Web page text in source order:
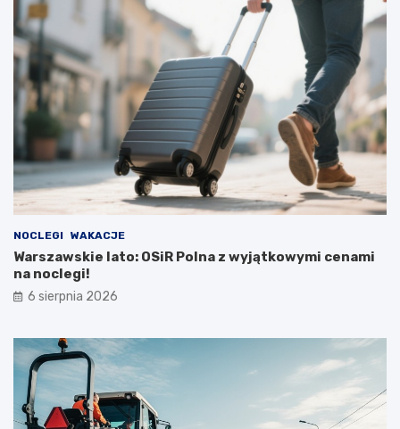
NOCLEGI WAKACJE
Warszawskie lato: OSiR Polna z wyjątkowymi cenami
na noclegi!
6 sierpnia 2026